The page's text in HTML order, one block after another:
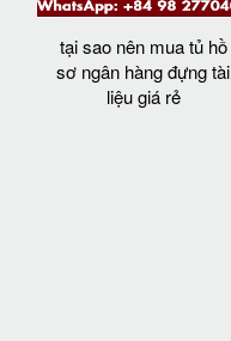
tại sao nên mua tủ hồ
sơ ngân hàng đựng tài
liệu giá rẻ